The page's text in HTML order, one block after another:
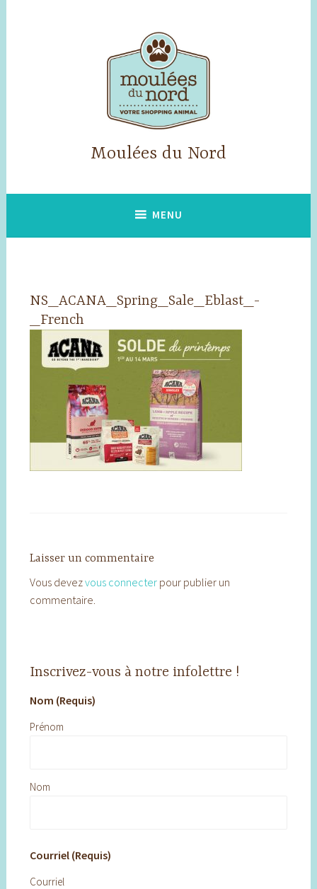
Moulées du Nord
MENU
NS_ACANA_Spring_Sale_Eblast_-
_French
Laisser un commentaire
Vous devezvous connecterpour publier un
commentaire.
Inscrivez-vous à notre infolettre !
Nom (Requis)
Prénom
Nom
Courriel (Requis)
Courriel